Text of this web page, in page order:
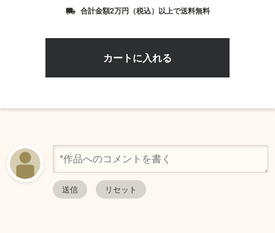
local_shipping 合計金額2万円（税込）以上で送料無料